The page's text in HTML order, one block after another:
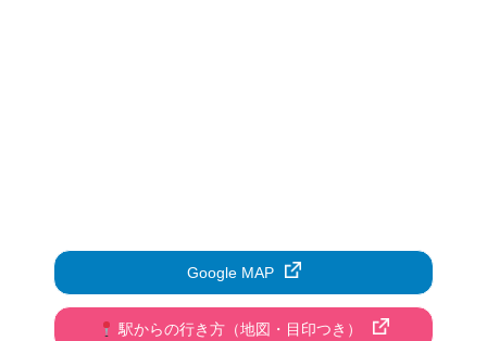
Google MAP
駅からの行き方（地図・目印つき）